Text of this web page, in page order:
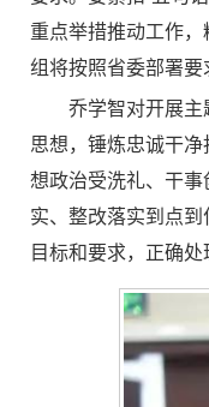
重点举措推动工作
组将按照省委部署
乔学智对开展主
思想，锤炼忠诚干
想政治受洗礼、干
实、整改落实到点
目标和要求，正确